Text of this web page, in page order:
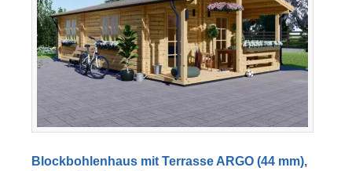
Blockbohlenhaus mit Terrasse ARGO (44 mm),